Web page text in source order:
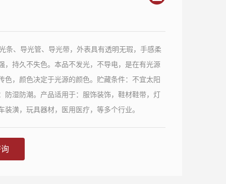
条、导光管、导光带，外表具有透明无瑕，手感柔
，持久不失色。本品不发光，不导电，是在有光源
色，颜色决定于光源的颜色。贮藏条件：不宜太阳
防湿防潮。产品适用于：服饰装饰，鞋材鞋带，灯
装潢，玩具器材，医用医疗，等多个行业。